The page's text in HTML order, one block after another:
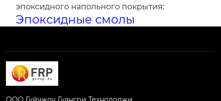
эпоксидного напольного покрытия:
Эпоксидные смолы